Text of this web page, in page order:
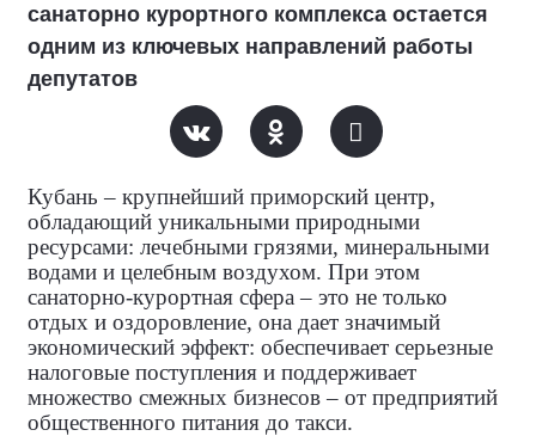
санаторно курортного комплекса остается
одним из ключевых направлений работы
депутатов
Кубань – крупнейший приморский центр,
обладающий уникальными природными
ресурсами: лечебными грязями, минеральными
водами и целебным воздухом. При этом
санаторно‑курортная сфера – это не только
отдых и оздоровление, она дает значимый
экономический эффект: обеспечивает серьезные
налоговые поступления и поддерживает
множество смежных бизнесов – от предприятий
общественного питания до такси.